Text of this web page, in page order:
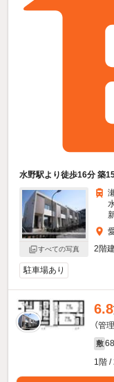
水野駅より徒歩16分 築
すべての写真
2階
駐車場あり
6.8
（管
敷
1階 /